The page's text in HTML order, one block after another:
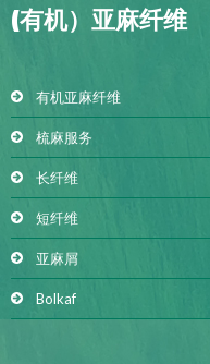
(有机）亚麻纤维
有机亚麻纤维
梳麻服务
长纤维
短纤维
亚麻屑
Bolkaf